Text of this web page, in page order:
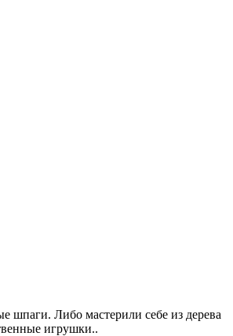
шпаги. Либо мастерили себе из дерева
игрушки..